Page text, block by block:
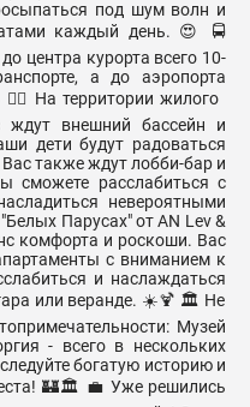
под шум волн и
каждый день. 😍 🚍
центра курорта всего 10-
а до аэропорта
На территории жилого
ждут внешний бассейн и
дети будут радоваться
также ждут лобби-бар и
сможете расслабиться с
невероятными
Парусах" от AN Lev &
комфорта и роскоши. Вас
с вниманием к
и наслаждаться
или веранде. ☀️🍹 🏛️ Не
Музей
- всего в нескольких
богатую историю и
🏰🏛️ 💼 Уже решились